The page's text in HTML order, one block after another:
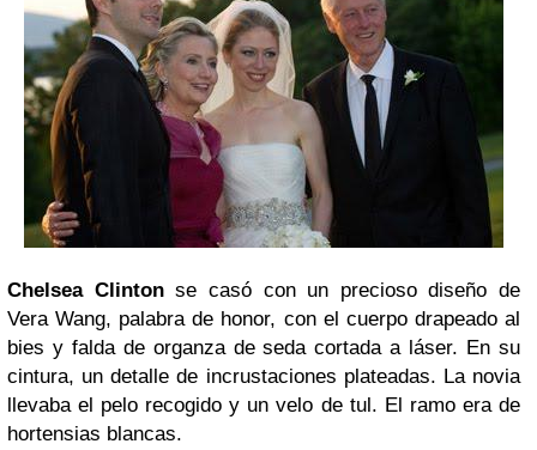
Chelsea Clintonse casó con un precioso diseño de
Vera Wang, palabra de honor, con el cuerpo drapeado al
bies y falda de organza de seda cortada a láser. En su
cintura, un detalle de incrustaciones plateadas. La novia
llevaba el pelo recogido y un velo de tul. El ramo era de
hortensias blancas.